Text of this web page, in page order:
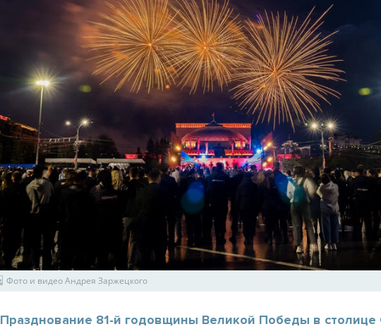
Фото и видео Андрея Заржецкого
Празднование 81-й годовщины Великой Победы в столице